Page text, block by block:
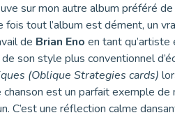
sur mon autre album préféré
fois tout l’album est dément, un
de Brian Eno en tant qu’artiste
son style plus conventionnel
(Oblique Strategies cards)
chanson est un parfait exemple de
C’est une réflection calme